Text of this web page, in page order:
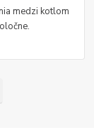
medzi kotlom